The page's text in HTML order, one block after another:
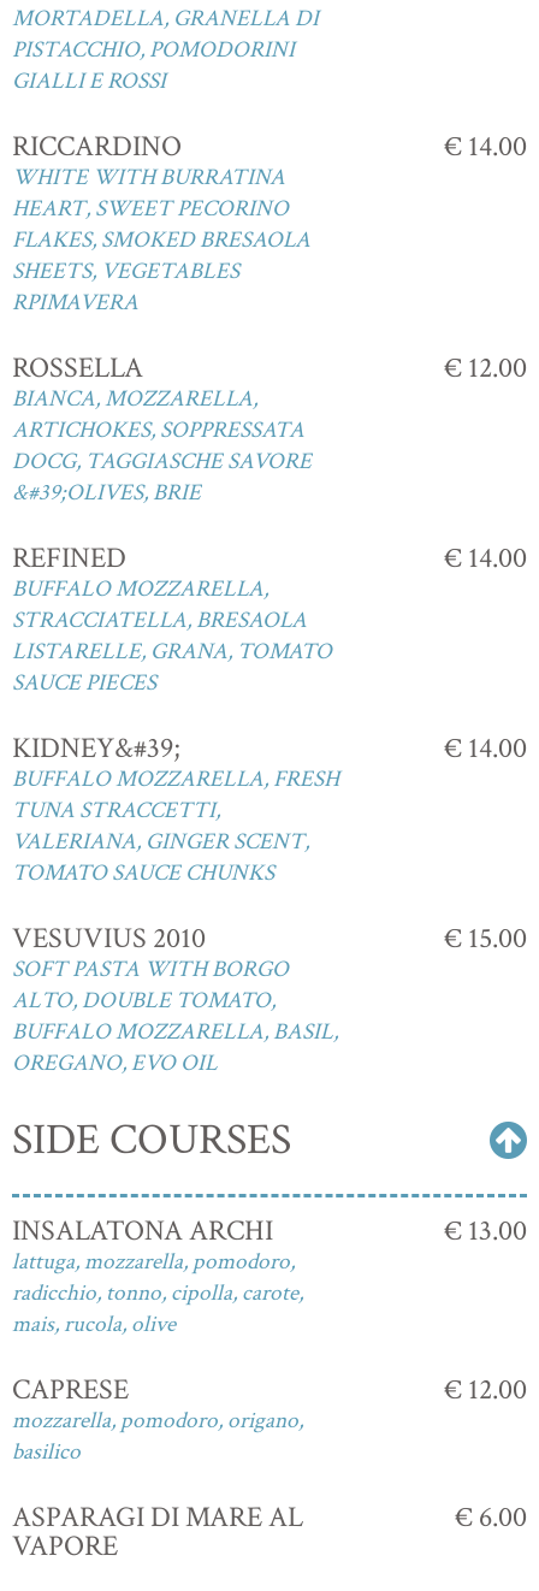
MORTADELLA, GRANELLA DI
PISTACCHIO, POMODORINI
GIALLI E ROSSI
RICCARDINO
WHITE WITH BURRATINA
HEART, SWEET PECORINO
FLAKES, SMOKED BRESAOLA
SHEETS, VEGETABLES
RPIMAVERA
€ 14.00
ROSSELLA
BIANCA, MOZZARELLA,
ARTICHOKES, SOPPRESSATA
DOCG, TAGGIASCHE SAVORE
&#39;OLIVES, BRIE
€ 12.00
REFINED
BUFFALO MOZZARELLA,
STRACCIATELLA, BRESAOLA
LISTARELLE, GRANA, TOMATO
SAUCE PIECES
€ 14.00
KIDNEY&#39;
BUFFALO MOZZARELLA, FRESH
TUNA STRACCETTI,
VALERIANA, GINGER SCENT,
TOMATO SAUCE CHUNKS
€ 14.00
VESUVIUS 2010
SOFT PASTA WITH BORGO
ALTO, DOUBLE TOMATO,
BUFFALO MOZZARELLA, BASIL,
OREGANO, EVO OIL
€ 15.00
SIDE COURSES
INSALATONA ARCHI
lattuga, mozzarella, pomodoro,
radicchio, tonno, cipolla, carote,
mais, rucola, olive
€ 13.00
CAPRESE
mozzarella, pomodoro, origano,
basilico
€ 12.00
ASPARAGI DI MARE AL
VAPORE
€ 6.00